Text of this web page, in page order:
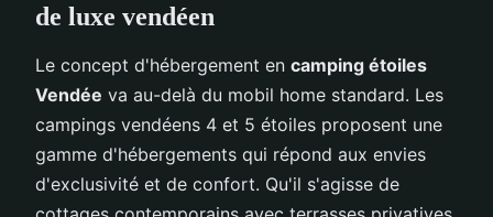
de luxe vendéen
Le concept d'hébergement en camping étoiles
Vendée va au-delà du mobil home standard. Les
campings vendéens 4 et 5 étoiles proposent une
gamme d'hébergements qui répond aux envies
d'exclusivité et de confort. Qu'il s'agisse de